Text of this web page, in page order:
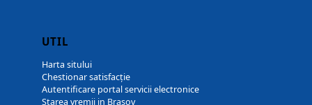
UTIL
Harta sitului
Chestionar satisfacție
Autentificare portal servicii electronice
Starea vremii in Brașov